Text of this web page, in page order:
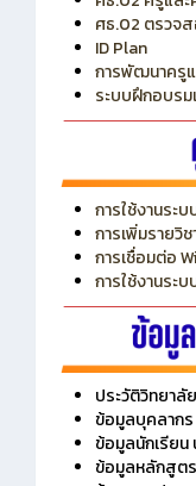
ศธ.02 ตรวจ
ID Plan
การพัฒนาครู
ระบบฝึกอบร
การใช้งานระ
การเพิ่มรายวิ
การเชื่อมต่อ
การใช้งานระ
ประวัติวิทยาลัย
ข้อมูลบุคลากร
ข้อมูลนักเรียน
ข้อมูลหลักสูต